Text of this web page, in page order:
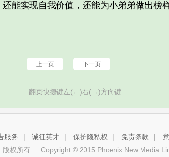
能实现自我价值，还能为小弟弟做出榜
上一页 下一页
翻页快捷键左(←)右(→)方向键
服务 | 诚征英才 | 保护隐私权 | 免责条款 |
版权所有
Copyright © 2015 Phoenix New Media